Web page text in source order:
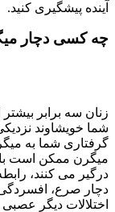
آینده پیشگیری کنید.
چه کسی دچار
زنان سه برابر
شما خویشاوند
گرفتاری شما به
میگرن ممکن است
درگیر می کنند،
دچار صرع،
اختلالات دیگر